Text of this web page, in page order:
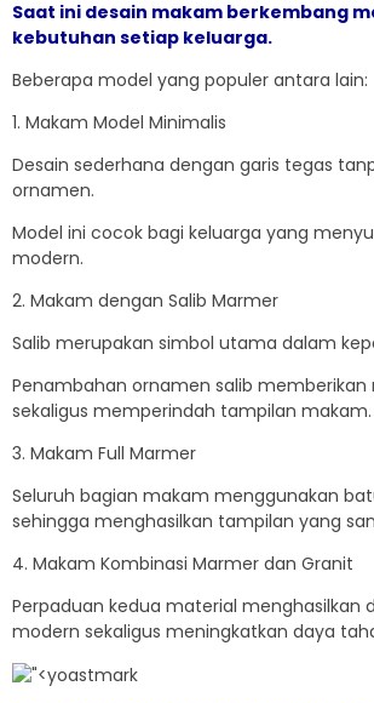
Saat ini desain makam berkembang
kebutuhan setiap keluarga.
Beberapa model yang populer antara lain:
1. Makam Model Minimalis
Desain sederhana dengan garis tegas
ornamen.
Model ini cocok bagi keluarga yang
modern.
2. Makam dengan Salib Marmer
Salib merupakan simbol utama dalam
Penambahan ornamen salib memberikan
sekaligus memperindah tampilan makam.
3. Makam Full Marmer
Seluruh bagian makam menggunakan
sehingga menghasilkan tampilan yang
4. Makam Kombinasi Marmer dan Granit
Perpaduan kedua material menghasilkan
modern sekaligus meningkatkan daya